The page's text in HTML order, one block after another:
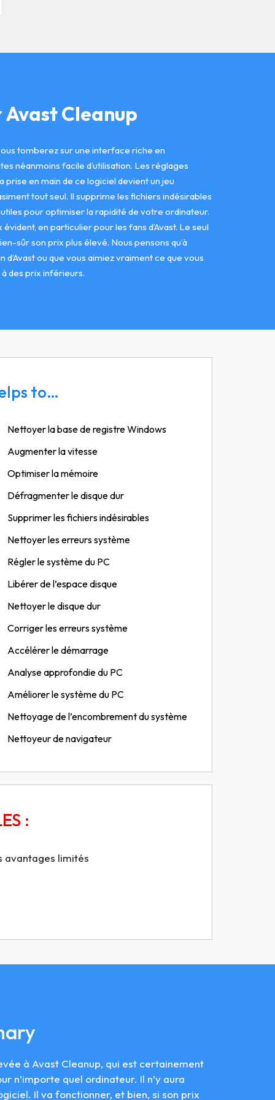
Cleanup
tomberez sur une interface riche en
néanmoins facile d’utilisation. Les réglages
prise en main de ce logiciel devient un jeu
tout seul. Il supprime les fichiers indésirables
pour optimiser la rapidité de votre ordinateur.
évident, en particulier pour les fans d’Avast. Le seul
sûr son prix plus élevé. Nous pensons qu’à
d’Avast ou que vous aimiez vraiment ce que vous
à des prix inférieurs.
to…
Nettoyer la base de registre Windows
Augmenter la vitesse
Optimiser la mémoire
Défragmenter le disque dur
Supprimer les fichiers indésirables
Nettoyer les erreurs système
Régler le système du PC
Libérer de l’espace disque
Nettoyer le disque dur
Corriger les erreurs système
Accélérer le démarrage
Analyse approfondie du PC
Améliorer le système du PC
Nettoyage de l’encombrement du système
Nettoyeur de navigateur
:
avantages limités
à Avast Cleanup, qui est certainement
n’importe quel ordinateur. Il n’y aura
Il va fonctionner, et bien, si son prix